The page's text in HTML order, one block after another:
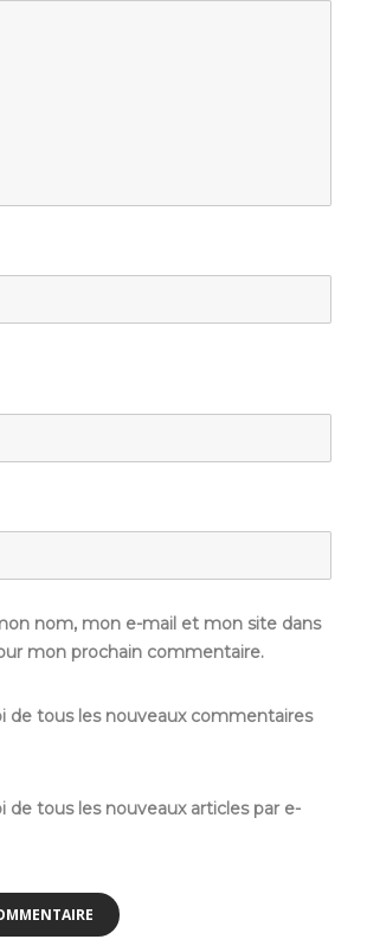
nom, mon e-mail et mon site dans
mon prochain commentaire.
de tous les nouveaux commentaires
de tous les nouveaux articles par e-